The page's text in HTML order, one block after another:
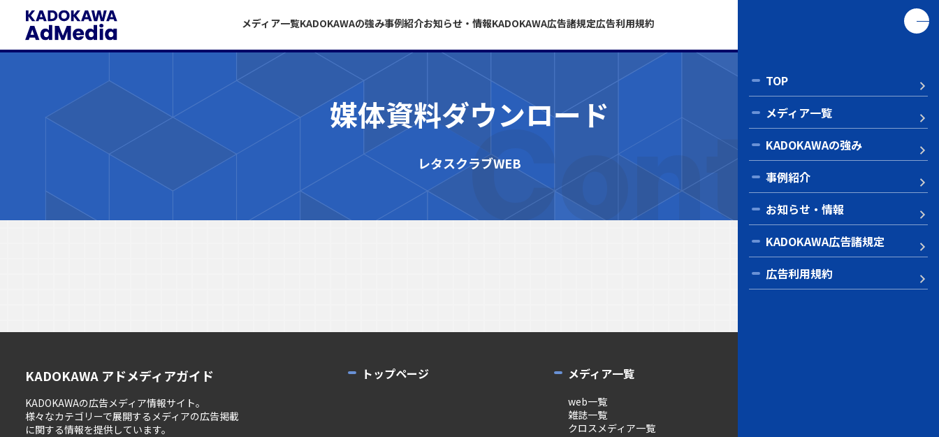
メディア一覧KADOKAWAの強み事例紹介お知らせ・情報KADOKAWA広告諸規定広告利用規約
TOP
メディア一覧
KADOKAWAの強み
事例紹介
お知らせ・情報
KADOKAWA広告諸規定
広告利用規約
媒体資料ダウンロード
レタスクラブWEB
KADOKAWA アドメディアガイド
KADOKAWAの広告メディア情報サイト。
様々なカテゴリーで展開するメディアの広告掲載
に関する情報を提供しています。
トップページ メディア一覧
web一覧
雑誌一覧
クロスメディア一覧